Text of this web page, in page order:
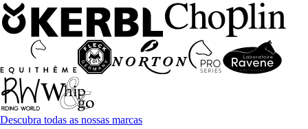
Descubra todas as nossas marcas